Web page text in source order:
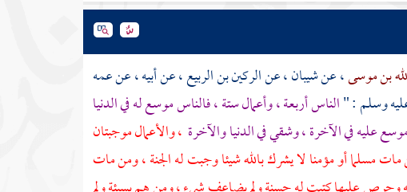
بن موسى، عنشيبان، عنالركين بن الربيع، عن أبيه ، عن عمه
وسلم : "الناس أربعة ، وأعمال ستة ، فالناس موسع له في الدنيا
عليه في الآخرة ، وشقي في الدنيا والآخرة ، والأعمال موجبتان
مسلما أو مؤمنا لا يشرك بالله شيئا وجبت له الجنة ، ومن مات